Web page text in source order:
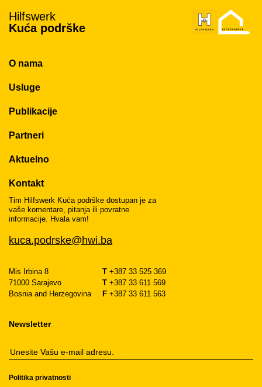
Hilfswerk
Kuća podrške
O nama
Usluge
Publikacije
Partneri
Aktuelno
Kontakt
Tim Hilfswerk Kuća podrške dostupan je za
vaše komentare, pitanja ili povratne
informacije. Hvala vam!
kuca.podrske@hwi.ba
Mis Irbina 8
71000 Sarajevo
Bosnia and Herzegovina
T +387 33 525 369
T +387 33 611 569
F +387 33 611 563
Newsletter
Politika privatnosti